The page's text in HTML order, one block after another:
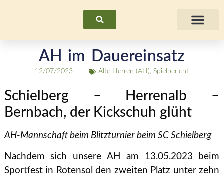
Suchen
AH im Dauereinsatz
12/07/2023 Alte Herren (AH), Spielbericht
Schielberg – Herrenalb –
Bernbach, der Kickschuh glüht
AH-Mannschaft beim Blitzturnier beim SC Schielberg
Nachdem sich unsere AH am 13.05.2023 beim
Sportfest in Rotensol den zweiten Platz unter zehn